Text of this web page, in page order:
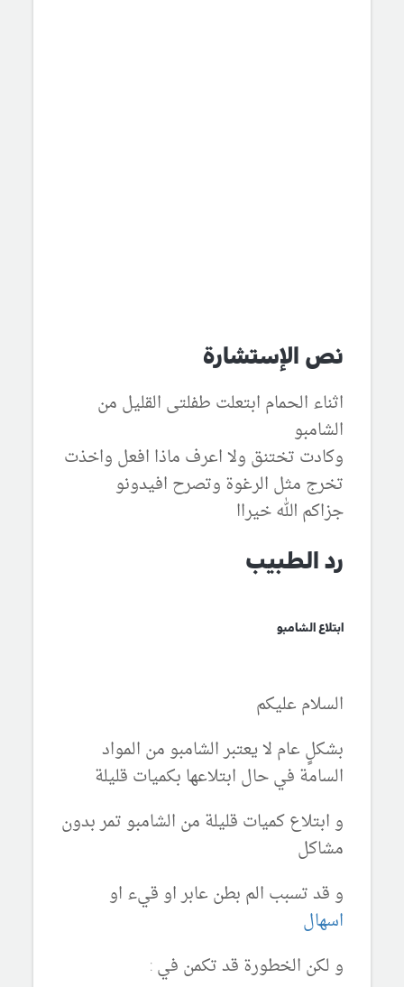
نص الإستشارة
اثناء الحمام ابتعلت طفلتى القليل من
الشامبو
وكادت تختنق ولا اعرف ماذا افعل واخذت
تخرج مثل الرغوة وتصرح افيدونو
جزاكم الله خيراا
رد الطبيب
ابتلاع الشامبو
السلام عليكم
بشكلٍ عام لا يعتبر الشامبو من المواد
السامة في حال ابتلاعها بكميات قليلة
و ابتلاع كميات قليلة من الشامبو تمر بدون
مشاكل
و قد تسبب الم بطن عابر او قيء او
اسهال
و لكن الخطورة قد تكمن في :